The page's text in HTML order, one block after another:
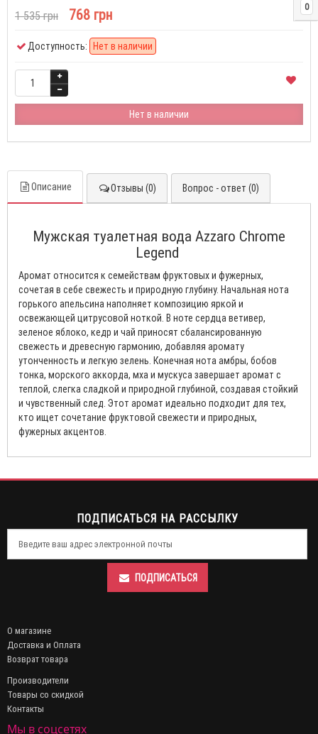
0
1 535 грн 768 грн
Доступность: Нет в наличии
Нет в наличии
Описание Отзывы (0) Вопрос - ответ (0)
Мужская туалетная вода Azzaro Chrome
Legend
Аромат относится к семействам фруктовых и фужерных,
сочетая в себе свежесть и природную глубину. Начальная нота
горького апельсина наполняет композицию яркой и
освежающей цитрусовой ноткой. В ноте сердца ветивер,
зеленое яблоко, кедр и чай приносят сбалансированную
свежесть и древесную гармонию, добавляя аромату
утонченность и легкую зелень. Конечная нота амбры, бобов
тонка, морского аккорда, мха и мускуса завершает аромат с
теплой, слегка сладкой и природной глубиной, создавая стойкий
и чувственный след. Этот аромат идеально подходит для тех,
кто ищет сочетание фруктовой свежести и природных,
фужерных акцентов.
ПОДПИСАТЬСЯ НА РАССЫЛКУ
ПОДПИСАТЬСЯ
О магазине
Доставка и Оплата
Возврат товара
Производители
Товары со скидкой
Контакты
Мы в соцсетях